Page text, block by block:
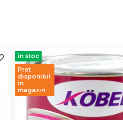
in stoc
Pret
disponibil
in
magazin